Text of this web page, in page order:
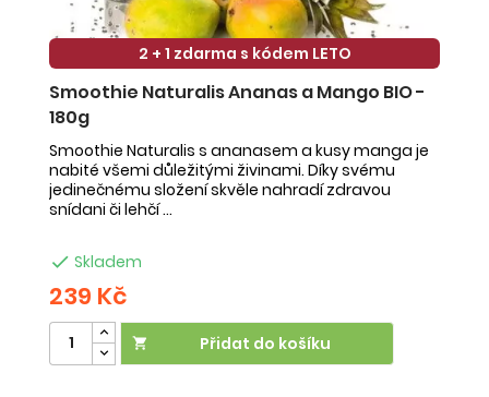
2 + 1 zdarma s kódem LETO
Smoothie Naturalis Ananas a Mango BIO -
180g
Smoothie Naturalis s ananasem a kusy manga je
nabité všemi důležitými živinami. Díky svému
jedinečnému složení skvěle nahradí zdravou
snídani či lehčí ...
 Skladem
239 Kč
 Přidat do košíku